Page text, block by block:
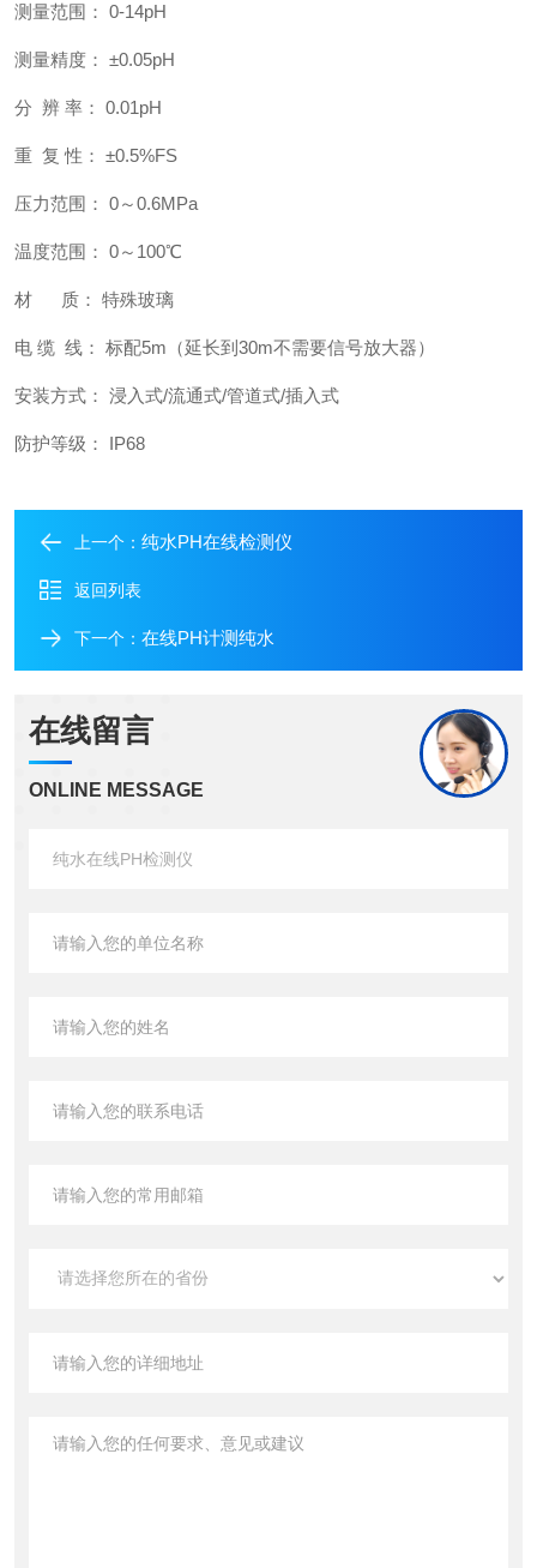
测量范围： 0-14pH
测量精度： ±0.05pH
分 辨 率： 0.01pH
重 复 性： ±0.5%FS
压力范围： 0～0.6MPa
温度范围： 0～100℃
材 质： 特殊玻璃
电 缆 线： 标配5m（延长到30m不需要信号放大器）
安装方式： 浸入式/流通式/管道式/插入式
防护等级： IP68
上一个： 纯水PH在线检测仪
返回列表
下一个： 在线PH计测纯水
在线留言
ONLINE MESSAGE